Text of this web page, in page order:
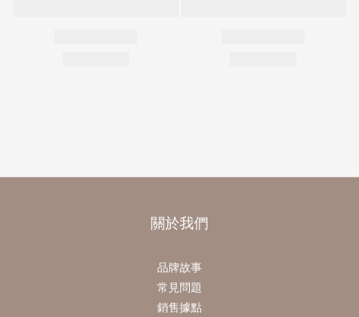
關於我們
品牌故事
常見問題
銷售據點